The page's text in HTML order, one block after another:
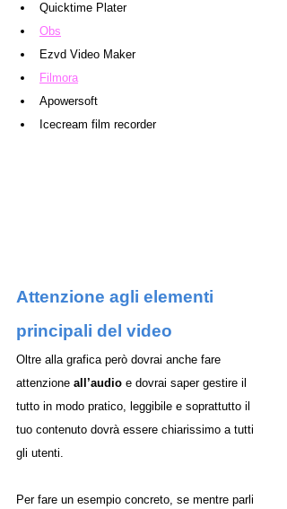
Quicktime Plater
Obs
Ezvd Video Maker
Filmora
Apowersoft
Icecream film recorder
Attenzione agli elementi
principali del video
Oltre alla grafica però dovrai anche fare
attenzione all’audio e dovrai saper gestire il
tutto in modo pratico, leggibile e soprattutto il
tuo contenuto dovrà essere chiarissimo a tutti
gli utenti.
Per fare un esempio concreto, se mentre parli